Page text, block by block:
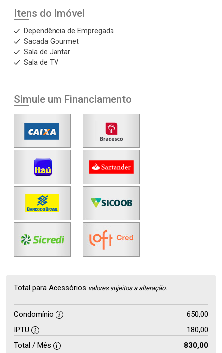
Itens do Imóvel
Dependência de Empregada
Sacada Gourmet
Sala de Jantar
Sala de TV
Simule um Financiamento
Total para Acessórios valores sujeitos a alteração.
Condomínio
650,00
IPTU
180,00
Total / Mês
830,00